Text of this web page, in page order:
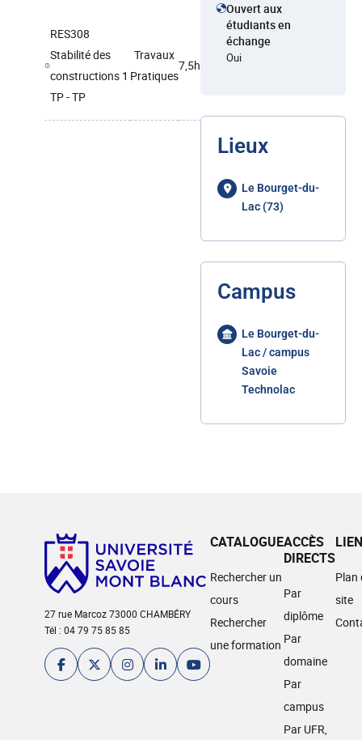
RES308
Stabilité des
constructions 1
TP - TP
Travaux
Pratiques
7,5h
Ouvert aux
étudiants en
échange
Oui
Lieux
Le Bourget-du-
Lac (73)
Campus
Le Bourget-du-
Lac / campus
Savoie
Technolac
27 rue Marcoz 73000 CHAMBÉRY
Tél : 04 79 75 85 85
CATALOGUE
Rechercher un
cours
Rechercher
une formation
ACCÈS
DIRECTS
Par
diplôme
Par
domaine
Par
campus
Par UFR,
Plan
site